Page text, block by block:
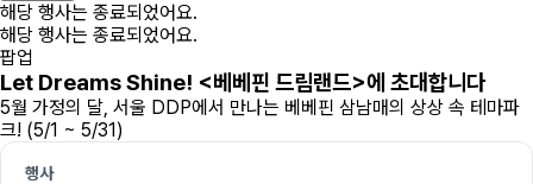
해당 행사는 종료되었어요.
해당 행사는 종료되었어요.
팝업
Let Dreams Shine! <베베핀 드림랜드>에 초대합니다
5월 가정의 달, 서울 DDP에서 만나는 베베핀 삼남매의 상상 속 테마파
크! (5/1 ~ 5/31)
행사